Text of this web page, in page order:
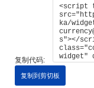
复制代码:
复制到剪切板